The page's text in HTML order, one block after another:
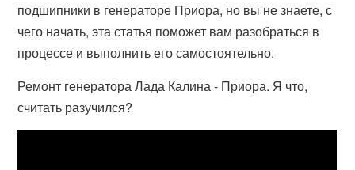
подшипники в генераторе Приора, но вы не знаете, с
чего начать, эта статья поможет вам разобраться в
процессе и выполнить его самостоятельно.
Ремонт генератора Лада Калина - Приора. Я что,
считать разучился?